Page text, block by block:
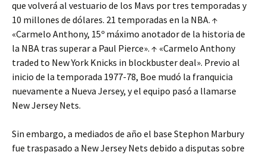
que volverá al vestuario de los Mavs por tres temporadas y
10 millones de dólares. 21 temporadas en la NBA. ↑
«Carmelo Anthony, 15º máximo anotador de la historia de
la NBA tras superar a Paul Pierce». ↑ «Carmelo Anthony
traded to New York Knicks in blockbuster deal». Previo al
inicio de la temporada 1977-78, Boe mudó la franquicia
nuevamente a Nueva Jersey, y el equipo pasó a llamarse
New Jersey Nets.
Sin embargo, a mediados de año el base Stephon Marbury
fue traspasado a New Jersey Nets debido a disputas sobre